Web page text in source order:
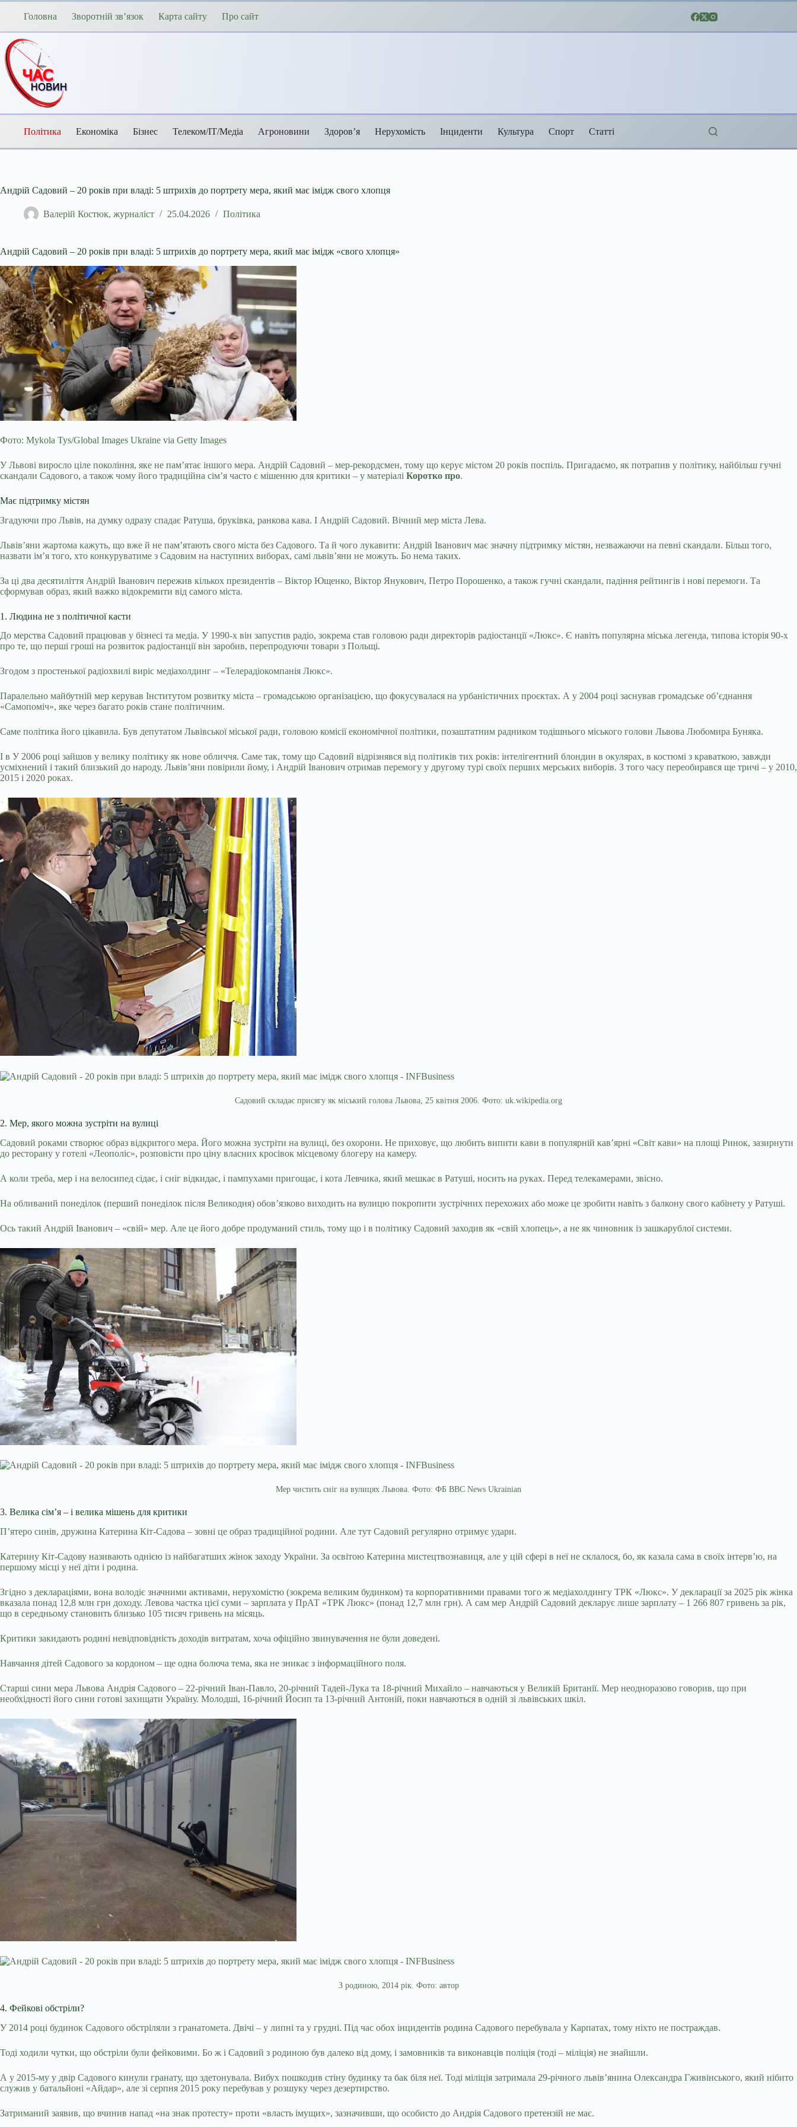
Перейти
Головна Зворотній зв’язок Карта сайту Про сайт
Політика Економіка Бізнес Телеком/ІТ/Медіа Агроновини Здоров’я Нерухомість Інциденти Культура Спорт Статті
Андрій Садовий – 20 років при владі: 5 штрихів до портрету мера, який має імідж свого хлопця
Валерій Костюк, журналіст 25.04.2026 Політика
Андрій Садовий – 20 років при владі: 5 штрихів до портрету мера, який має імідж «свого хлопця»
Фото: Mykola Tys/Global Images Ukraine via Getty Images
У Львові виросло ціле покоління, яке не пам’ятає іншого мера. Андрій Садовий – мер-рекордсмен, тому що керує містом 20 років поспіль. Пригадаємо, як потрапив у політику, найбільш гучні
скандали Садового, а також чому його традиційна сім’я часто є мішенню для критики – у матеріалі Коротко про.
Має підтримку містян
Згадуючи про Львів, на думку одразу спадає Ратуша, бруківка, ранкова кава. І Андрій Садовий. Вічний мер міста Лева.
Львів’яни жартома кажуть, що вже й не пам’ятають свого міста без Садового. Та й чого лукавити: Андрій Іванович має значну підтримку містян, незважаючи на певні скандали. Більш того,
назвати ім’я того, хто конкуруватиме з Садовим на наступних виборах, самі львів’яни не можуть. Бо нема таких.
За ці два десятиліття Андрій Іванович пережив кількох президентів – Віктор Ющенко, Віктор Янукович, Петро Порошенко, а також гучні скандали, падіння рейтингів і нові перемоги. Та
сформував образ, який важко відокремити від самого міста.
1. Людина не з політичної касти
До мерства Садовий працював у бізнесі та медіа. У 1990-х він запустив радіо, зокрема став головою ради директорів радіостанції «Люкс». Є навіть популярна міська легенда, типова історія 90-х
про те, що перші гроші на розвиток радіостанції він заробив, перепродуючи товари з Польщі.
Згодом з простенької радіохвилі виріс медіахолдинг – «Телерадіокомпанія Люкс».
Паралельно майбутній мер керував Інститутом розвитку міста – громадською організацією, що фокусувалася на урбаністичних проєктах. А у 2004 році заснував громадське об’єднання
«Самопоміч», яке через багато років стане політичним.
Саме політика його цікавила. Був депутатом Львівської міської ради, головою комісії економічної політики, позаштатним радником тодішнього міського голови Львова Любомира Буняка.
І в У 2006 році зайшов у велику політику як нове обличчя. Саме так, тому що Садовий відрізнявся від політиків тих років: інтелігентний блондин в окулярах, в костюмі з краваткою, завжди
усміхнений і такий близький до народу. Львів’яни повірили йому, і Андрій Іванович отримав перемогу у другому турі своїх перших мерських виборів. З того часу переобирався ще тричі – у 2010,
2015 і 2020 роках.
Садовий складає присягу як міський голова Львова, 25 квітня 2006. Фото: uk.wikipedia.org
2. Мер, якого можна зустріти на вулиці
Садовий роками створює образ відкритого мера. Його можна зустріти на вулиці, без охорони. Не приховує, що любить випити кави в популярній кав’ярні «Світ кави» на площі Ринок, зазирнути
до ресторану у готелі «Леополіс», розповісти про ціну власних кросівок місцевому блогеру на камеру.
А коли треба, мер і на велосипед сідає, і сніг відкидає, і пампухами пригощає, і кота Левчика, який мешкає в Ратуші, носить на руках. Перед телекамерами, звісно.
На обливаний понеділок (перший понеділок після Великодня) обов’язково виходить на вулицю покропити зустрічних перехожих або може це зробити навіть з балкону свого кабінету у Ратуші.
Ось такий Андрій Іванович – «свій» мер. Але це його добре продуманий стиль, тому що і в політику Садовий заходив як «свій хлопець», а не як чиновник із зашкарублої системи.
Мер чистить сніг на вулицях Львова. Фото: ФБ BBC News Ukrainian
3. Велика сім’я – і велика мішень для критики
П’ятеро синів, дружина Катерина Кіт-Садова – зовні це образ традиційної родини. Але тут Садовий регулярно отримує удари.
Катерину Кіт-Садову називають однією із найбагатших жінок заходу України. За освітою Катерина мистецтвознавиця, але у цій сфері в неї не склалося, бо, як казала сама в своїх інтерв’ю, на
першому місці у неї діти і родина.
Згідно з деклараціями, вона володіє значними активами, нерухомістю (зокрема великим будинком) та корпоративними правами того ж медіахолдингу ТРК «Люкс». У декларації за 2025 рік жінка
вказала понад 12,8 млн грн доходу. Левова частка цієї суми – зарплата у ПрАТ «ТРК Люкс» (понад 12,7 млн грн). А сам мер Андрій Садовий декларує лише зарплату – 1 266 807 гривень за рік,
що в середньому становить близько 105 тисяч гривень на місяць.
Критики закидають родині невідповідність доходів витратам, хоча офіційно звинувачення не були доведені.
Навчання дітей Садового за кордоном – ще одна болюча тема, яка не зникає з інформаційного поля.
Старші сини мера Львова Андрія Садового – 22-річний Іван-Павло, 20-річний Тадей-Лука та 18-річний Михайло – навчаються у Великій Британії. Мер неодноразово говорив, що при
необхідності його сини готові захищати Україну. Молодші, 16-річний Йосип та 13-річний Антоній, поки навчаються в одній зі львівських шкіл.
З родиною, 2014 рік. Фото: автор
4. Фейкові обстріли?
У 2014 році будинок Садового обстріляли з гранатомета. Двічі – у липні та у грудні. Під час обох інцидентів родина Садового перебувала у Карпатах, тому ніхто не постраждав.
Тоді ходили чутки, що обстріли були фейковими. Бо ж і Садовий з родиною був далеко від дому, і замовників та виконавців поліція (тоді – міліція) не знайшли.
А у 2015-му у двір Садового кинули гранату, що здетонувала. Вибух пошкодив стіну будинку та бак біля неї. Тоді міліція затримала 29-річного львів’янина Олександра Гживінського, який нібито
служив у батальйоні «Айдар», але зі серпня 2015 року перебував у розшуку через дезертирство.
Затриманий заявив, що вчинив напад «на знак протесту» проти «власть імущих», зазначивши, що особисто до Андрія Садового претензій не має.